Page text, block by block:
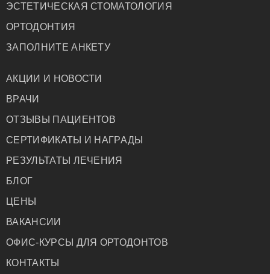
ЭСТЕТИЧЕСКАЯ СТОМАТОЛОГИЯ
ОРТОДОНТИЯ
ЗАПОЛНИТЕ АНКЕТУ
АКЦИИ И НОВОСТИ
ВРАЧИ
ОТЗЫВЫ ПАЦИЕНТОВ
СЕРТИФИКАТЫ И НАГРАДЫ
РЕЗУЛЬТАТЫ ЛЕЧЕНИЯ
БЛОГ
ЦЕНЫ
ВАКАНСИИ
ОФИС-КУРСЫ ДЛЯ ОРТОДОНТОВ
КОНТАКТЫ